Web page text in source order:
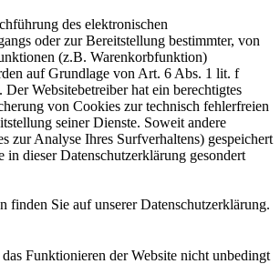
des elektronischen
oder zur Bereitstellung bestimmter, von
(z.B. Warenkorbfunktion)
auf Grundlage von Art. 6 Abs. 1 lit. f
Websitebetreiber hat ein berechtigtes
von Cookies zur technisch fehlerfreien
seiner Dienste. Soweit andere
zur Analyse Ihres Surfverhaltens) gespeichert
in dieser Datenschutzerklärung gesondert
finden Sie auf unserer Datenschutzerklärung.
Funktionieren der Website nicht unbedingt